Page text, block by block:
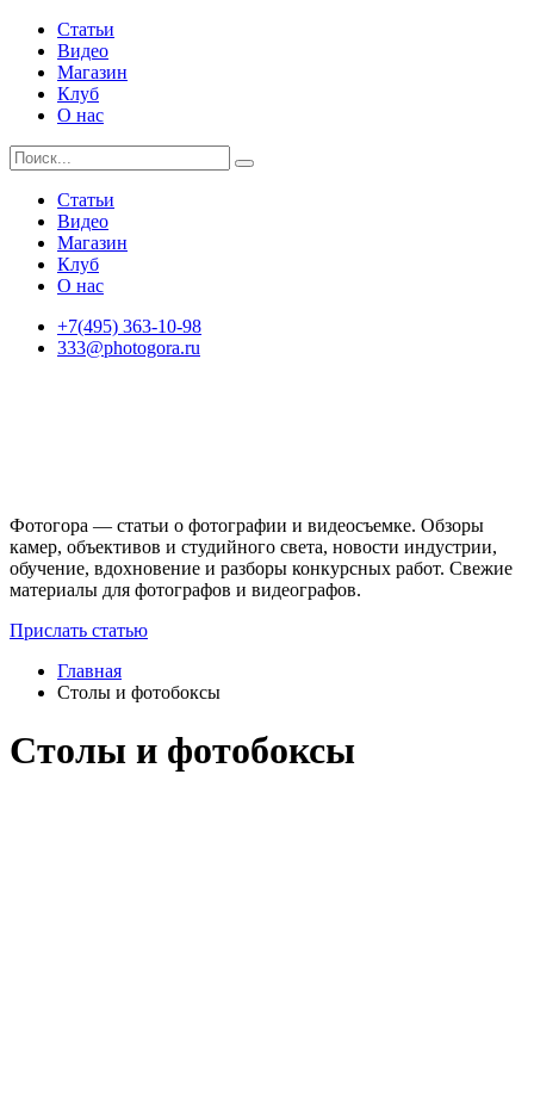
Статьи
Видео
Магазин
Клуб
О нас
Статьи
Видео
Магазин
Клуб
О нас
+7(495) 363-10-98
333@photogora.ru
Фотогора — статьи о фотографии и видеосъемке. Обзоры
камер, объективов и студийного света, новости индустрии,
обучение, вдохновение и разборы конкурсных работ. Свежие
материалы для фотографов и видеографов.
Прислать статью
Главная
Столы и фотобоксы
Столы и фотобоксы